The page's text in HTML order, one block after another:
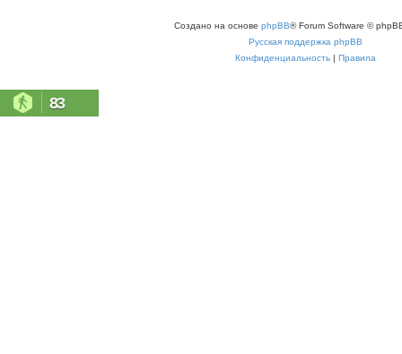
Создано на основе phpBB® Forum Software ©
Русская поддержка phpBB
Конфиденциальность | Правила
83